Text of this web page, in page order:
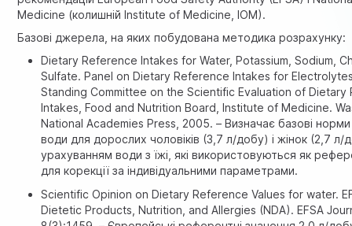
Medicine (колишній Institute of Medicine, IOM).
Базові джерела, на яких побудована методика розрахунку:
Dietary Reference Intakes for Water, Potassium, Sodium,
Sulfate. Panel on Dietary Reference Intakes for
Standing Committee on the Scientific Evaluation of Dietary
Intakes, Food and Nutrition Board, Institute of Medicine.
National Academies Press, 2005. – Визначає базові
води для дорослих чоловіків (3,7 л/добу) і жінок (2,7 л/
урахуванням води з їжі, які використовуються як
для корекції за індивідуальними параметрами.
Scientific Opinion on Dietary Reference Values for water.
Dietetic Products, Nutrition, and Allergies (NDA). EFSA